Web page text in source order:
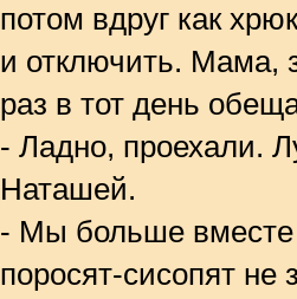
потом вдруг как
и отключить. Мама,
раз в тот день
- Ладно, проехали.
Наташей.
- Мы больше вместе
поросят-сисопят